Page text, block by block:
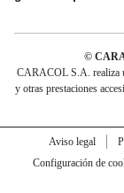
©
CARACOL S.A. realiza
y otras prestaciones
Aviso legal
Configuración de